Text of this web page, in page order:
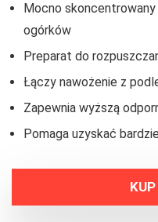
Mocno
ogórków
Preparat do
Łączy nawożenie z
Zapewnia wyższą
Pomaga uzyskać